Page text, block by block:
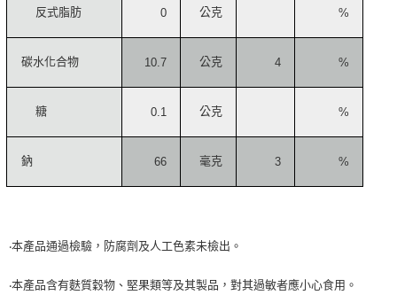
反式脂肪 0 公克 %
碳水化合物 10.7 公克 4 %
糖 0.1 公克 %
鈉 66 毫克 3 %
‧本產品通過檢驗，防腐劑及人工色素未檢出。
‧本產品含有麩質穀物、堅果類等及其製品，對其過敏者應小心食用。